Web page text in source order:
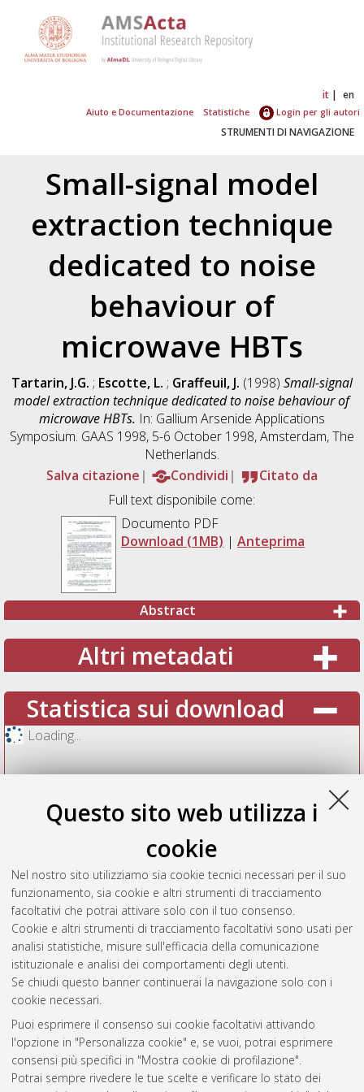
Questo sito web utilizza i
cookie
Nel nostro sito utilizziamo sia cookie tecnici necessari per il suo
funzionamento, sia cookie e altri strumenti di tracciamento
facoltativi che potrai attivare solo con il tuo consenso.
Cookie e altri strumenti di tracciamento facoltativi sono usati per
analisi statistiche, misure sull'efficacia della comunicazione
istituzionale e analisi dei comportamenti degli utenti.
Se chiudi questo banner continuerai la navigazione solo con i
cookie necessari.
Puoi esprimere il consenso sui cookie facoltativi attivando
l'opzione in "Personalizza cookie" e, se vuoi, potrai esprimere
consensi più specifici in "Mostra cookie di profilazione".
Potrai sempre rivedere le tue scelte e verificare lo stato dei
it en
Aiuto e Documentazione Statistiche Login per gli autori
STRUMENTI DI NAVIGAZIONE
Small-signal model
extraction technique
dedicated to noise
behaviour of
microwave HBTs
Tartarin, J.G. ; Escotte, L. ; Graffeuil, J. (1998) Small-signal
model extraction technique dedicated to noise behaviour of
microwave HBTs. In: Gallium Arsenide Applications
Symposium. GAAS 1998, 5-6 October 1998, Amsterdam, The
Netherlands.
Salva citazione
Condividi
Citato da
Full text disponibile come:
Documento PDF
Download (1MB) | Anteprima
Abstract
Altri metadati
Statistica sui download
Loading...
Vedi altre statistiche
Gestione del documento:
Atom
AMS Acta
ISSN: 2038-7954
re3data.org -
doi.org/10.17616/R3P19R